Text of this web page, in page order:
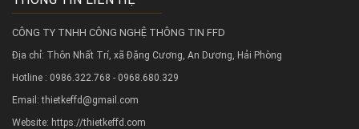
CÔNG TY TNHH CÔNG NGHỆ THÔNG TIN FFD
Địa chỉ: Thôn Nhất Trí, xã Đặng Cương, An Dương, Hải Phòng
Hotline : 0986.322.768 - 0968.680.329
Email: thietkeffd@gmail.com
Website: https://thietkeffd.com